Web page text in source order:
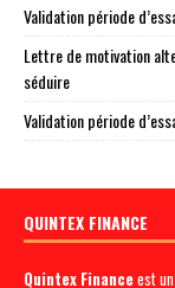
Validation période
Lettre de motivation
séduire
Validation période
QUINTEX FINANCE
Quintex Finance est